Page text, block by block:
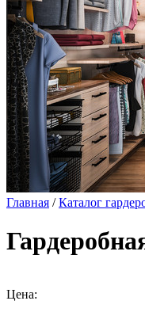
Главная /Каталог
Цена: